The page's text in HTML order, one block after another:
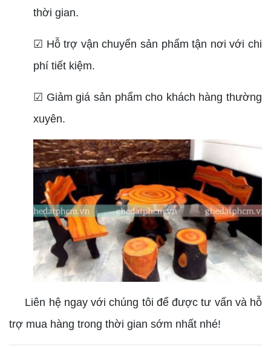
thời gian.
☑ Hỗ trợ vận chuyển sản phẩm tận nơi với chi
phí tiết kiệm.
☑ Giảm giá sản phẩm cho khách hàng thường
xuyên.
Liên hệ ngay với chúng tôi để được tư vấn và hỗ
trợ mua hàng trong thời gian sớm nhất nhé!